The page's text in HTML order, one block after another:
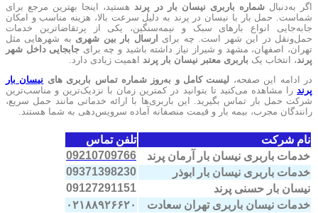
اگر به‌دنبالشماره باربری نیسان بار در پرند هستید، اینجا بهترین مرجع برای
شماست. حمل بار با نیسان در پرند به دلیل سرعت بالا، هزینه مناسب و امکان
جابه‌جایی انواع بارهای سبک و نیمه‌سنگین، یکی از پرتقاضاترین خدمات
حمل‌ونقل در این شهر است. چه برای
ارسال بار بین شهری به شهرهایی مثل
تهران، اصفهان، مشهد و شیراز نیاز داشته باشید و چه برای جابجایی داخل شهر
پرند، انتخاب یک باربری معتبر نیسان بار پرند اهمیت زیادی دارد.
در ادامه این صفحه، لیست کامل و به‌روز شماره تماس باربری های نیسان بار
پرند را مشاهده می‌کنید تا بتوانید در کمترین زمان با نزدیک‌ترین و مناسب‌ترین
شرکت حمل بار تماس بگیرید. این باربری‌ها با ارائه خدماتی مانند حمل سریع،
رانندگان مجرب، بیمه بار و قیمت منصفانه آماده سرویس‌دهی به شما هستند.
نام شرکت
تلفن تماس
خدمات باربری نیسان بار آرمان پرند
09210709766
خدمات باربری نیسان بار ابوذر
09371398230
نیسان بار حسنی پرند
09127291151
خدمات نیسان باربری تهران سعادت
۰۲۱۸۸۹۲۶۶۲۰